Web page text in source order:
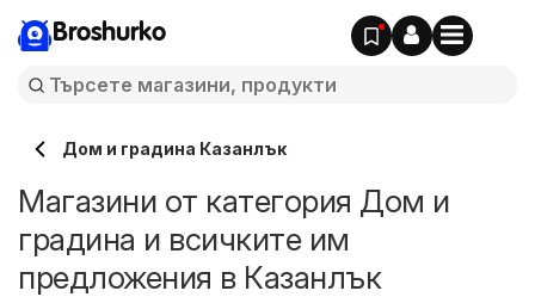
Broshurko
Дом и градина Казанлък
Магазини от категория Дом и
градина и всичките им
предложения в Казанлък